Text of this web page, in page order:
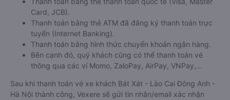
Card, JCB).
Thanh toán bằng thẻ ATM đã đăng ký thanh toán trực
tuyến (Internet Banking).
Thanh toán bằng hình thức chuyển khoản ngân hàng.
Bên cạnh đó, quý khách cũng có thể thanh toán vé
thông qua các ví Momo, ZaloPay, AirPay, VNPay,…
Sau khi thanh toán vé xe khách Bát Xát - Lào Cai Đông Anh -
Hà Nội thành công, Vexere sẽ gửi tin nhắn/email xác nhận